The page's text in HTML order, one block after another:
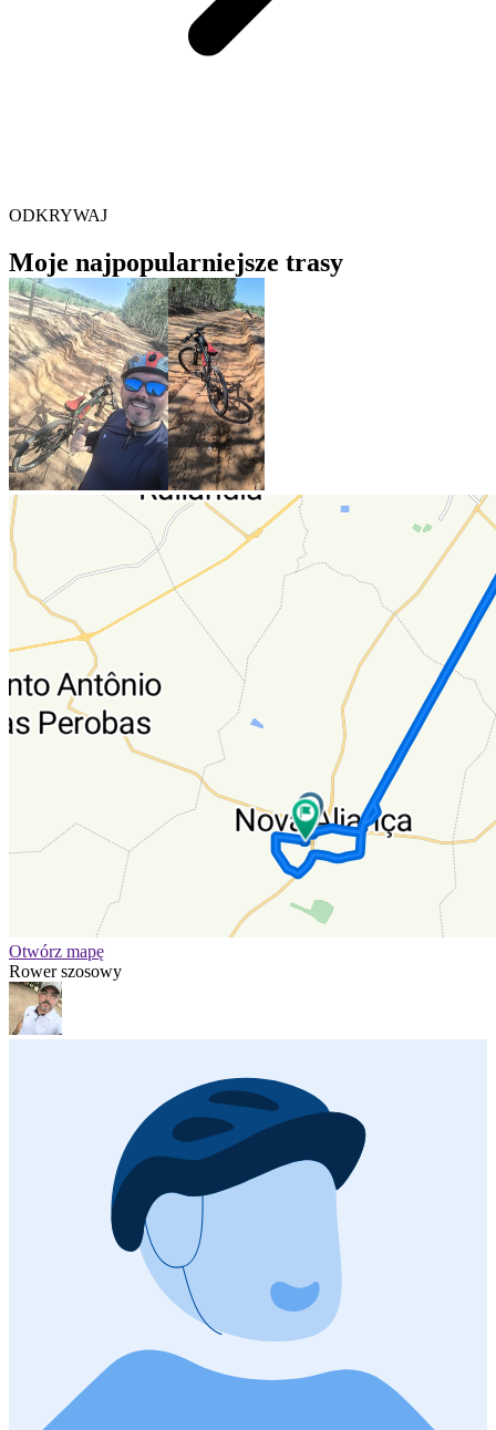
ODKRYWAJ
Moje najpopularniejsze trasy
Otwórz mapę
Rower szosowy